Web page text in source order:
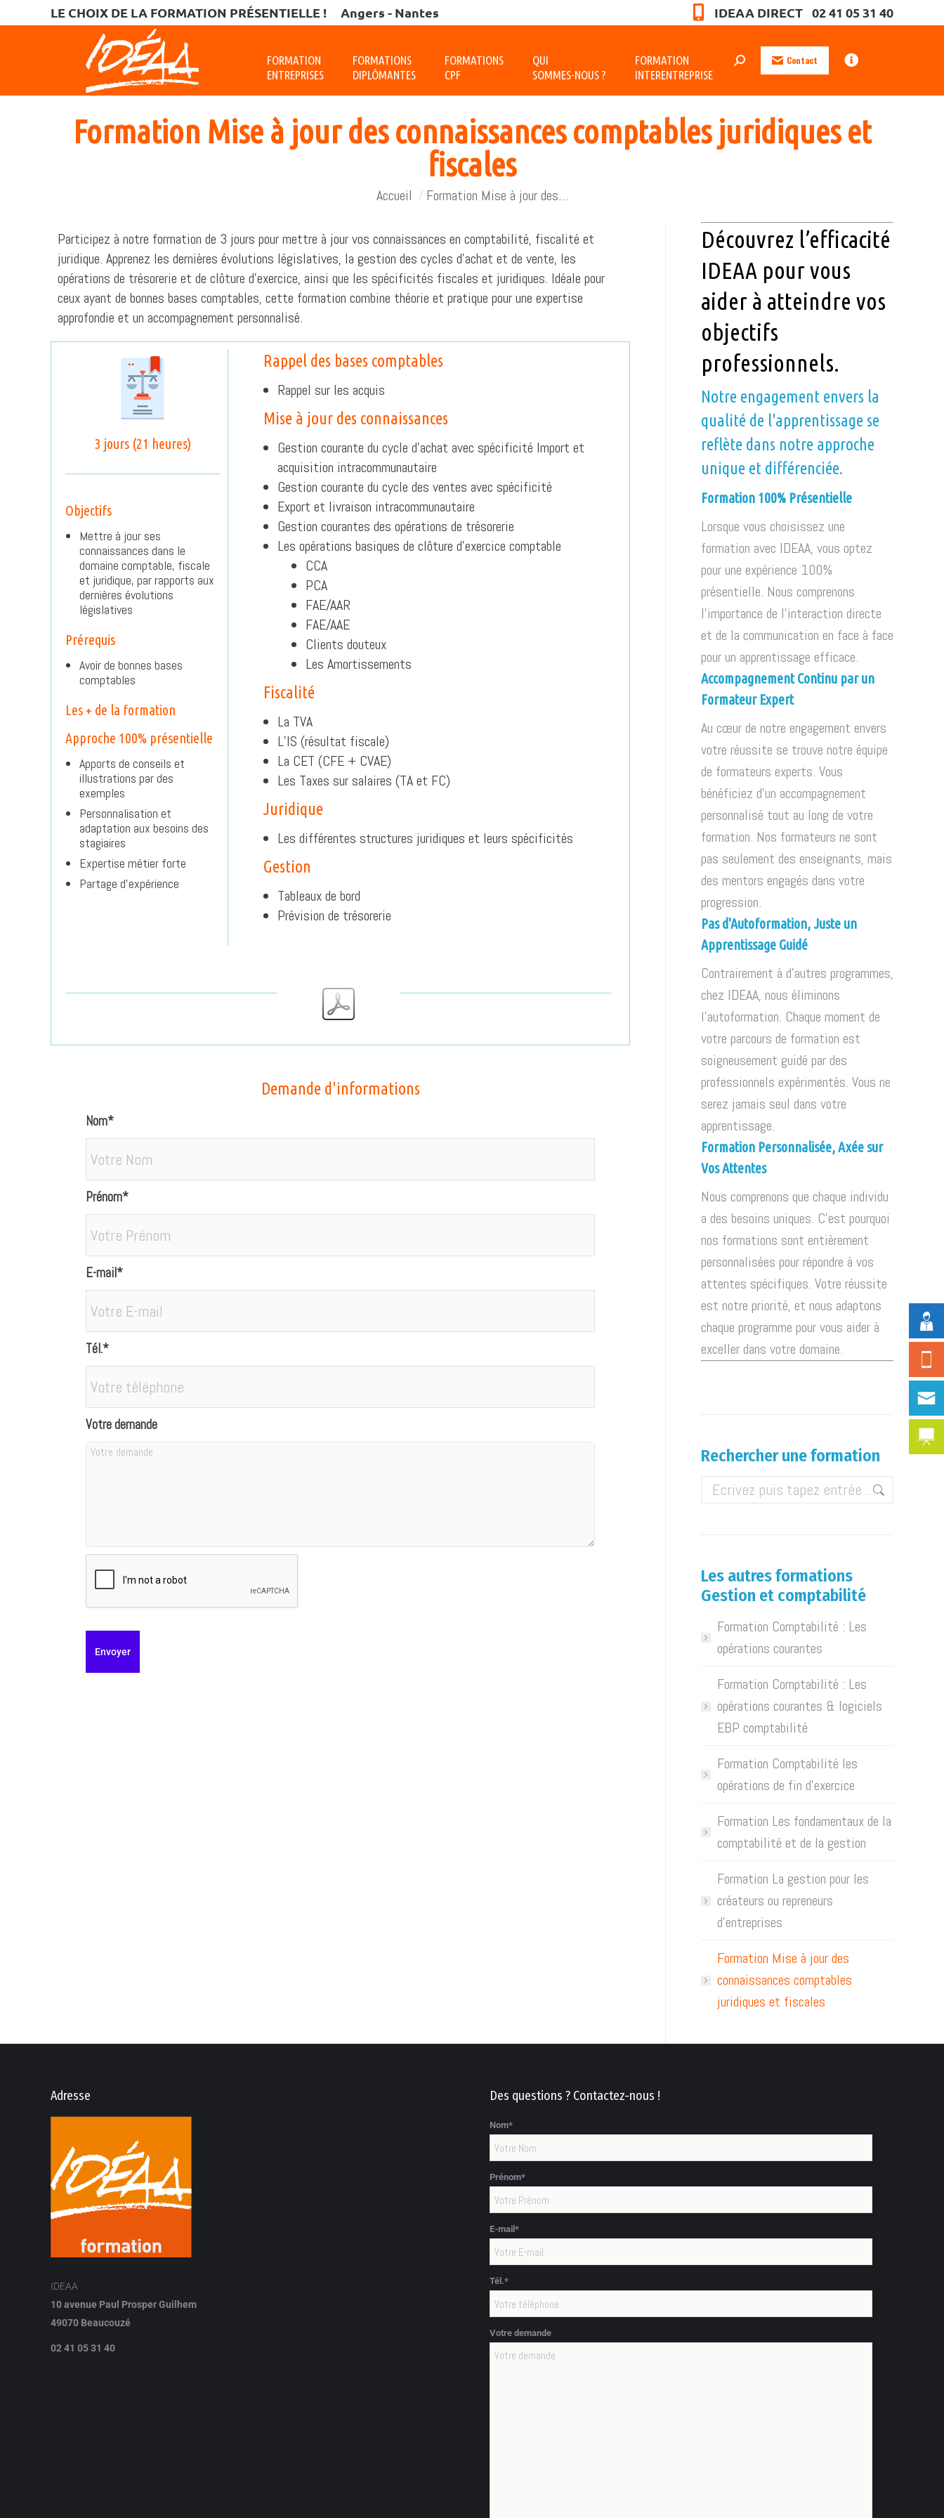
LE CHOIX DE LA FORMATION PRÉSENTIELLE ! Angers - Nantes IDEAA DIRECT 02 41 05 31 40
FORMATION
ENTREPRISES
FORMATIONS
DIPLÔMANTES
FORMATIONS
CPF
QUI
SOMMES-NOUS ?
FORMATION
INTERENTREPRISE
Contact
Formation Mise à jour des connaissances comptables juridiques et
fiscales
Vous êtes ici :
Accueil Formation Mise à jour des…
Participez à notre formation de 3 jours pour mettre à jour vos connaissances en comptabilité, fiscalité et
juridique. Apprenez les dernières évolutions législatives, la gestion des cycles d’achat et de vente, les
opérations de trésorerie et de clôture d’exercice, ainsi que les spécificités fiscales et juridiques. Idéale pour
ceux ayant de bonnes bases comptables, cette formation combine théorie et pratique pour une expertise
approfondie et un accompagnement personnalisé.
3 jours (21 heures)
Objectifs
Mettre à jour ses
connaissances dans le
domaine comptable, fiscale
et juridique, par rapports aux
dernières évolutions
législatives
Prérequis
Avoir de bonnes bases
comptables
Les + de la formation
Approche 100% présentielle
Apports de conseils et
illustrations par des
exemples
Personnalisation et
adaptation aux besoins des
stagiaires
Expertise métier forte
Partage d’expérience
Rappel des bases comptables
Rappel sur les acquis
Mise à jour des connaissances
Gestion courante du cycle d’achat avec spécificité Import et
acquisition intracommunautaire
Gestion courante du cycle des ventes avec spécificité
Export et livraison intracommunautaire
Gestion courantes des opérations de trésorerie
Les opérations basiques de clôture d’exercice comptable
CCA
PCA
FAE/AAR
FAE/AAE
Clients douteux
Les Amortissements
Fiscalité
La TVA
L’IS (résultat fiscale)
La CET (CFE + CVAE)
Les Taxes sur salaires (TA et FC)
Juridique
Les différentes structures juridiques et leurs spécificités
Gestion
Tableaux de bord
Prévision de trésorerie
Demande d'informations
Nom*
Prénom*
E-mail*
Tél.*
Votre demande
Découvrez l’efficacité
IDEAA pour vous
aider à atteindre vos
objectifs
professionnels.
Notre engagement envers la
qualité de l'apprentissage se
reflète dans notre approche
unique et différenciée.
Formation 100% Présentielle
Lorsque vous choisissez une
formation avec IDEAA, vous optez
pour une expérience 100%
présentielle. Nous comprenons
l'importance de l'interaction directe
et de la communication en face à face
pour un apprentissage efficace.
Accompagnement Continu par un
Formateur Expert
Au cœur de notre engagement envers
votre réussite se trouve notre équipe
de formateurs experts. Vous
bénéficiez d'un accompagnement
personnalisé tout au long de votre
formation. Nos formateurs ne sont
pas seulement des enseignants, mais
des mentors engagés dans votre
progression.
Pas d'Autoformation, Juste un
Apprentissage Guidé
Contrairement à d'autres programmes,
chez IDEAA, nous éliminons
l'autoformation. Chaque moment de
votre parcours de formation est
soigneusement guidé par des
professionnels expérimentés. Vous ne
serez jamais seul dans votre
apprentissage.
Formation Personnalisée, Axée sur
Vos Attentes
Nous comprenons que chaque individu
a des besoins uniques. C'est pourquoi
nos formations sont entièrement
personnalisées pour répondre à vos
attentes spécifiques. Votre réussite
est notre priorité, et nous adaptons
chaque programme pour vous aider à
exceller dans votre domaine.
Rechercher une formation
Les autres formations
Gestion et comptabilité
Formation Comptabilité : Les
opérations courantes
Formation Comptabilité : Les
opérations courantes & logiciels
EBP comptabilité
Formation Comptabilité les
opérations de fin d’exercice
Formation Les fondamentaux de la
comptabilité et de la gestion
Formation La gestion pour les
créateurs ou repreneurs
d’entreprises
Formation Mise à jour des
connaissances comptables
juridiques et fiscales
Adresse
IDEAA
10 avenue Paul Prosper Guilhem
49070 Beaucouzé
02 41 05 31 40
Des questions ? Contactez-nous !
Nom*
Prénom*
E-mail*
Tél.*
Votre demande